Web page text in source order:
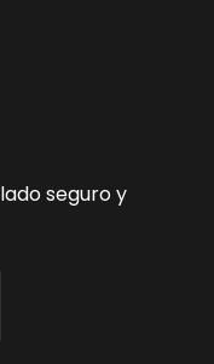
seguro y